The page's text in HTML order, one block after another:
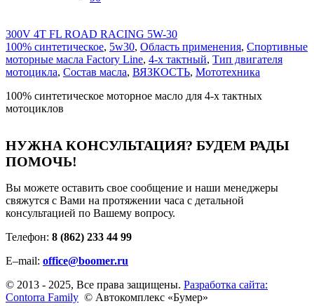
300V 4T FL ROAD RACING 5W-30
100% синтетическое, 5w30, Область применения, Спортивные
моторные масла Factory Line, 4-х тактный, Тип двигателя
мотоцикла, Состав масла, ВЯЗКОСТЬ, Мототехника
100% синтетическое моторное масло для 4-х тактных
мотоциклов
НУЖНА КОНСУЛЬТАЦИЯ? БУДЕМ РАДЫ
ПОМОЧЬ!
Вы можете оставить свое сообщение и наши менеджеры
свяжутся с Вами на протяжении часа с детальной
консультацией по Вашему вопросу.
Телефон: 8 (862) 233 44 99
E–mail: office@boomer.ru
© 2013 - 2025, Все права защищены. Разработка сайта:
Contorra Family © Автокомплекс «Бумер»